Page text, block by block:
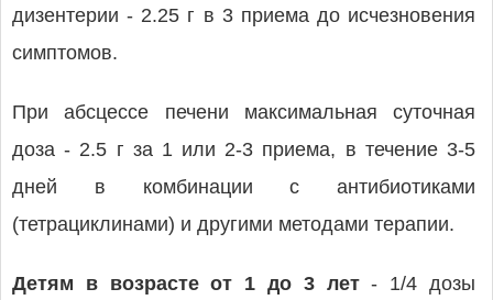
дизентерии - 2.25 г в 3 приема до исчезновения
симптомов.
При абсцессе печени максимальная суточная
доза - 2.5 г за 1 или 2-3 приема, в течение 3-5
дней в комбинации с антибиотиками
(тетрациклинами) и другими методами терапии.
Детям в возрасте от 1 до 3 лет- 1/4 дозы